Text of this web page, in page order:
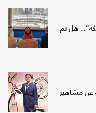
هل تم
عن مشاهير